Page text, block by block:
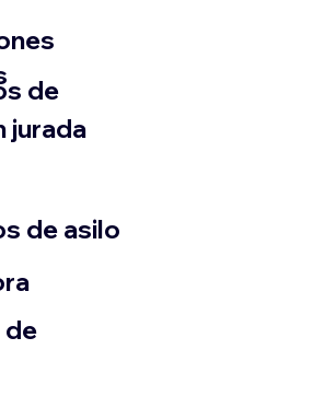
de
jurada
de asilo